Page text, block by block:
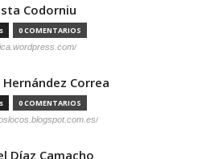
Codorniu
0 COMENTARIOS
Hernández Correa
0 COMENTARIOS
Díaz Camacho